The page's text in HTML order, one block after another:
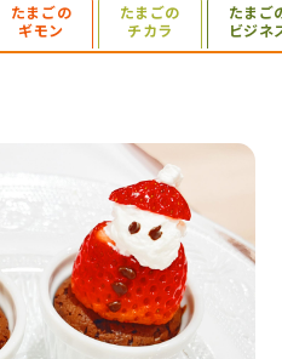
たまごの
ギモン
たまごの
チカラ
たまご
ビジネ